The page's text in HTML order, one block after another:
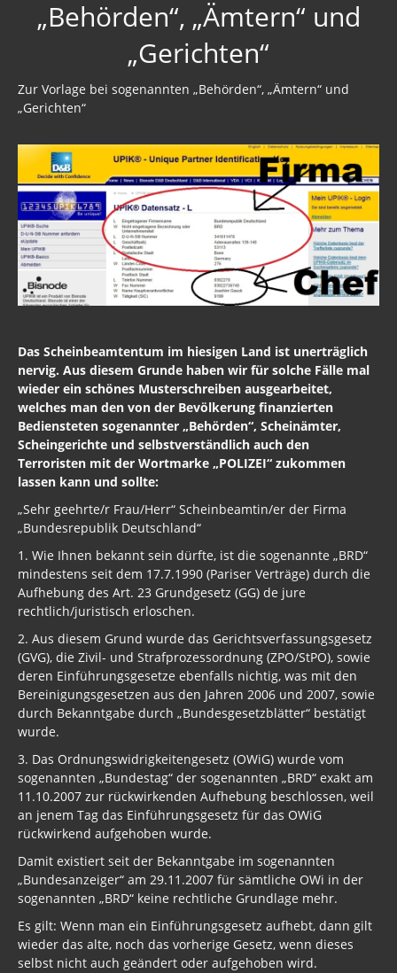
„Behörden“, „Ämtern“ und
„Gerichten“
Zur Vorlage bei sogenannten „Behörden“, „Ämtern“ und
„Gerichten“
Das Scheinbeamtentum im hiesigen Land ist unerträglich
nervig. Aus diesem Grunde haben wir für solche Fälle mal
wieder ein schönes Musterschreiben ausgearbeitet,
welches man den von der Bevölkerung finanzierten
Bediensteten sogenannter „Behörden“, Scheinämter,
Scheingerichte und selbstverständlich auch den
Terroristen mit der Wortmarke „POLIZEI“ zukommen
lassen kann und sollte:
„Sehr geehrte/r Frau/Herr“ Scheinbeamtin/er der Firma
„Bundesrepublik Deutschland“
1. Wie Ihnen bekannt sein dürfte, ist die sogenannte „BRD“
mindestens seit dem 17.7.1990 (Pariser Verträge) durch die
Aufhebung des Art. 23 Grundgesetz (GG) de jure
rechtlich/juristisch erloschen.
2. Aus diesem Grund wurde das Gerichtsverfassungsgesetz
(GVG), die Zivil- und Strafprozessordnung (ZPO/StPO), sowie
deren Einführungsgesetze ebenfalls nichtig, was mit den
Bereinigungsgesetzen aus den Jahren 2006 und 2007, sowie
durch Bekanntgabe durch „Bundesgesetzblätter“ bestätigt
wurde.
3. Das Ordnungswidrigkeitengesetz (OWiG) wurde vom
sogenannten „Bundestag“ der sogenannten „BRD“ exakt am
11.10.2007 zur rückwirkenden Aufhebung beschlossen, weil
an jenem Tag das Einführungsgesetz für das OWiG
rückwirkend aufgehoben wurde.
Damit existiert seit der Bekanntgabe im sogenannten
„Bundesanzeiger“ am 29.11.2007 für sämtliche OWi in der
sogenannten „BRD“ keine rechtliche Grundlage mehr.
Es gilt: Wenn man ein Einführungsgesetz aufhebt, dann gilt
wieder das alte, noch das vorherige Gesetz, wenn dieses
selbst nicht auch geändert oder aufgehoben wird.